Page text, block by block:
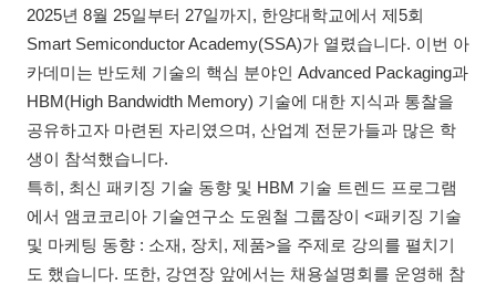
2025년 8월 25일부터 27일까지, 한양대학교에서 제5회
Smart Semiconductor Academy(SSA)가 열렸습니다. 이번 아
카데미는 반도체 기술의 핵심 분야인 Advanced Packaging과
HBM(High Bandwidth Memory) 기술에 대한 지식과 통찰을
공유하고자 마련된 자리였으며, 산업계 전문가들과 많은 학
생이 참석했습니다.
특히, 최신 패키징 기술 동향 및 HBM 기술 트렌드 프로그램
에서 앰코코리아 기술연구소 도원철 그룹장이 <패키징 기술
및 마케팅 동향 : 소재, 장치, 제품>을 주제로 강의를 펼치기
도 했습니다. 또한, 강연장 앞에서는 채용설명회를 운영해 참